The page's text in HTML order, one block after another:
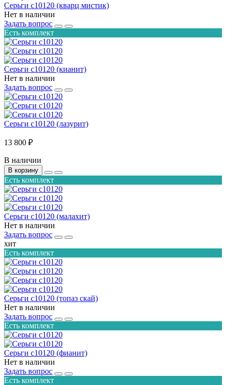
Серьги с10120 (кварц мистик)
Нет в наличии
Задать вопрос
Есть комплект
Серьги с10120 (кианит)
Нет в наличии
Задать вопрос
Серьги с10120 (лазурит)
13 800 ₽
В наличии
В корзину
Есть комплект
Серьги с10120 (малахит)
Нет в наличии
Задать вопрос
хит
Есть комплект
Серьги с10120 (топаз скай)
Нет в наличии
Задать вопрос
Есть комплект
Серьги с10120 (фианит)
Нет в наличии
Задать вопрос
Есть комплект